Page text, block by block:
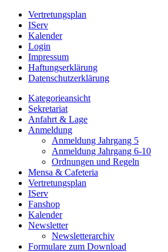
Vertretungsplan
IServ
Kalender
Login
Impressum
Haftungserklärung
Datenschutzerklärung
Kategorieansicht
Sekretariat
Anfahrt & Lage
Anmeldung
Anmeldung Jahrgang 5
Anmeldung Jahrgang 6-10
Ordnungen und Regeln
Mensa & Cafeteria
Vertretungsplan
IServ
Fanshop
Kalender
Newsletter
Newsletterarchiv
Formulare zum Download